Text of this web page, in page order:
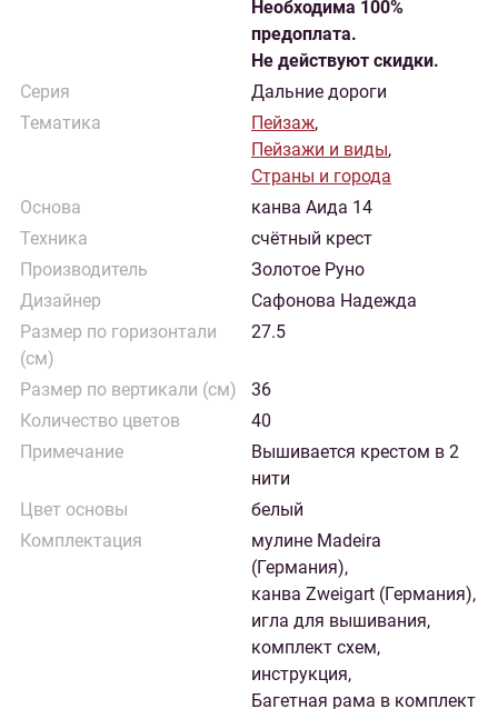
Необходима 100%
предоплата.
Не действуют скидки.
Серия
Дальние дороги
Тематика
Пейзаж,
Пейзажи и виды,
Страны и города
Основа
канва Аида 14
Техника
счётный крест
Производитель
Золотое Руно
Дизайнер
Сафонова Надежда
Размер по горизонтали
(см)
27.5
Размер по вертикали (см)
36
Количество цветов
40
Примечание
Вышивается крестом в 2
нити
Цвет основы
белый
Комплектация
мулине Madeira
(Германия),
канва Zweigart (Германия),
игла для вышивания,
комплект схем,
инструкция,
Багетная рама в комплект